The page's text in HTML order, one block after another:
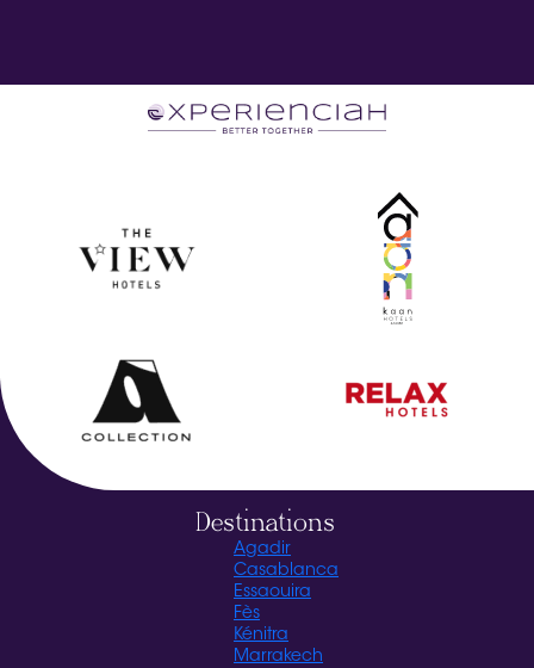
Destinations
Agadir
Casablanca
Essaouira
Fès
Kénitra
Marrakech